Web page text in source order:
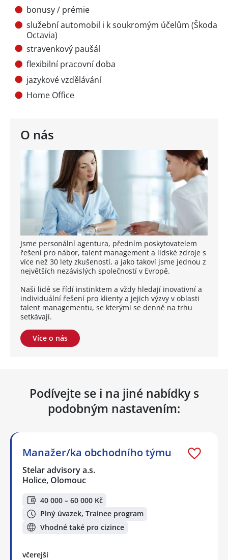
O nás
Jsme personální agentura, předním poskytovatelem
řešení pro nábor, talent management a lidské zdroje s
více než 30 lety zkušeností, a jako takoví jsme jednou z
největších nezávislých společností v Evropě.
Naši lidé se řídí instinktem a vždy hledají inovativní a
individuální řešení pro klienty a jejich výzvy v oblasti
talent managementu, se kterými se denně na trhu
setkávají.
Více o nás
bonusy / prémie
služební automobil i k soukromým účelům (Škoda
Octavia)
stravenkový paušál
flexibilní pracovní doba
jazykové vzdělávání
Home Office
Podívejte se i na jiné nabídky s
podobným nastavením:
Manažer/ka obchodního týmu
Stelar advisory a.s.
Holice, Olomouc
40 000 – 60 000 Kč
Plný úvazek, Trainee program
Vhodné také pro cizince
včerejší